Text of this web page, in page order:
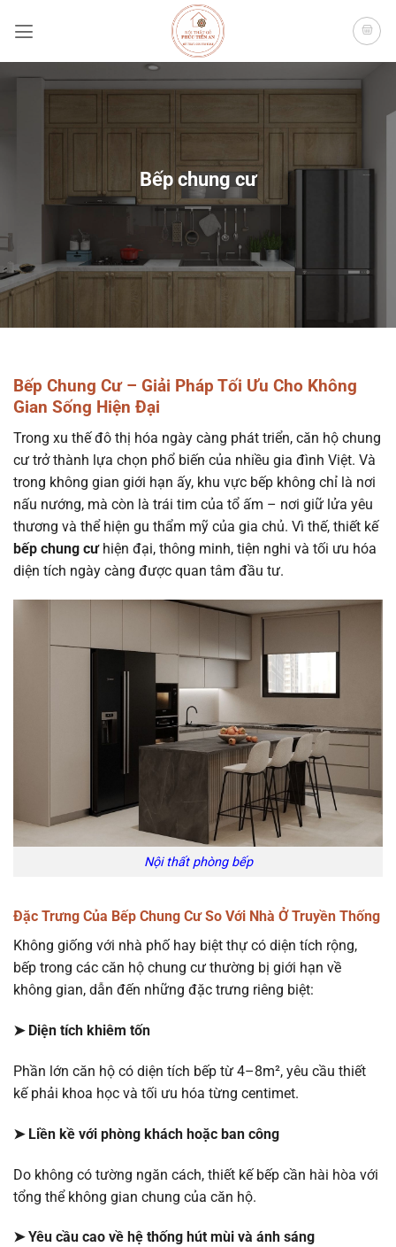
qua
dung
Bếp chung cư
Bếp Chung Cư – Giải Pháp Tối Ưu Cho Không
Gian Sống Hiện Đại
Trong xu thế đô thị hóa ngày càng phát triển, căn hộ chung
cư trở thành lựa chọn phổ biến của nhiều gia đình Việt. Và
trong không gian giới hạn ấy, khu vực bếp không chỉ là nơi
nấu nướng, mà còn là trái tim của tổ ấm – nơi giữ lửa yêu
thương và thể hiện gu thẩm mỹ của gia chủ. Vì thế, thiết kế
bếp chung cưhiện đại, thông minh, tiện nghi và tối ưu hóa
diện tích ngày càng được quan tâm đầu tư.
Nội thất phòng bếp
Đặc Trưng Của Bếp Chung Cư So Với Nhà Ở Truyền Thống
Không giống với nhà phố hay biệt thự có diện tích rộng,
bếp trong các căn hộ chung cư thường bị giới hạn về
không gian, dẫn đến những đặc trưng riêng biệt:
➤ Diện tích khiêm tốn
Phần lớn căn hộ có diện tích bếp từ 4–8m², yêu cầu thiết
kế phải khoa học và tối ưu hóa từng centimet.
➤ Liền kề với phòng khách hoặc ban công
Do không có tường ngăn cách, thiết kế bếp cần hài hòa với
tổng thể không gian chung của căn hộ.
➤ Yêu cầu cao về hệ thống hút mùi và ánh sáng